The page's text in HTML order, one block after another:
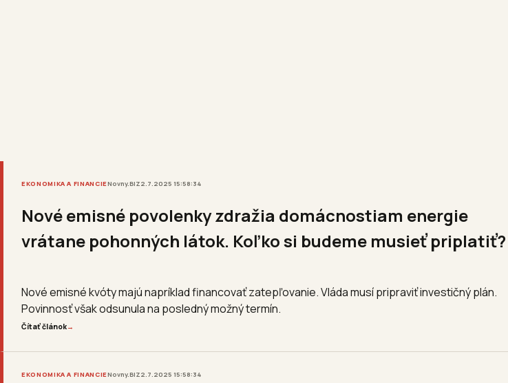
EKONOMIKA A FINANCIENovny.BIZ2.7.2025 15:58:34
Nové emisné povolenky zdražia domácnostiam energie
vrátane pohonných látok. Koľko si budeme musieť priplatiť?
Nové emisné kvóty majú napríklad financovať zatepľovanie. Vláda musí pripraviť investičný plán.
Povinnosť však odsunula na posledný možný termín.
Čítať článok→
EKONOMIKA A FINANCIENovny.BIZ2.7.2025 15:58:34